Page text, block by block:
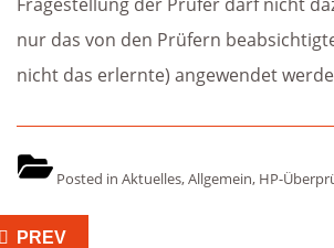
nur das von den Prüfern
nicht das erlernte) angewendet
Posted in Aktuelles,Allgemein, HP-
PREV